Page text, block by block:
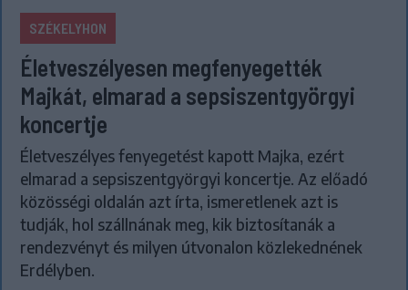
SZÉKELYHON
Életveszélyesen megfenyegették
Majkát, elmarad a sepsiszentgyörgyi
koncertje
Életveszélyes fenyegetést kapott Majka, ezért
elmarad a sepsiszentgyörgyi koncertje. Az előadó
közösségi oldalán azt írta, ismeretlenek azt is
tudják, hol szállnának meg, kik biztosítanák a
rendezvényt és milyen útvonalon közlekednének
Erdélyben.